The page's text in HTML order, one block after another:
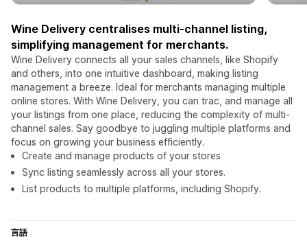
Wine Delivery centralises multi-channel listing,
simplifying management for merchants.
Wine Delivery connects all your sales channels, like Shopify
and others, into one intuitive dashboard, making listing
management a breeze. Ideal for merchants managing multiple
online stores. With Wine Delivery, you can trac, and manage all
your listings from one place, reducing the complexity of multi-
channel sales. Say goodbye to juggling multiple platforms and
focus on growing your business efficiently.
Create and manage products of your stores
Sync listing seamlessly across all your stores.
List products to multiple platforms, including Shopify.
言語